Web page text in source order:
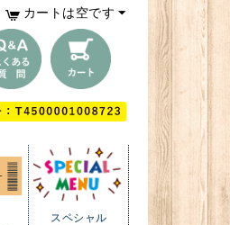
カートは空です
スペシャル